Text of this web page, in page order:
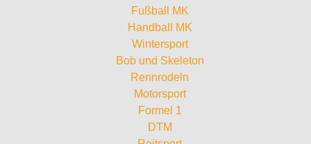
Fußball MK
Handball MK
Wintersport
Bob und Skeleton
Rennrodeln
Motorsport
Formel 1
DTM